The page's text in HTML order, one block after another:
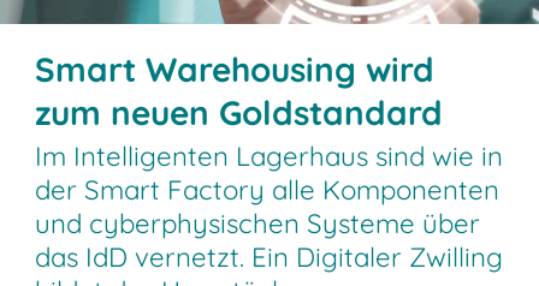
Smart Warehousing wird
zum neuen Goldstandard
Im Intelligenten Lagerhaus sind wie in
der Smart Factory alle Komponenten
und cyberphysischen Systeme über
das IdD vernetzt. Ein Digitaler Zwilling